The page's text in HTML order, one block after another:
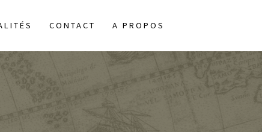
CONTACT A PROPOS